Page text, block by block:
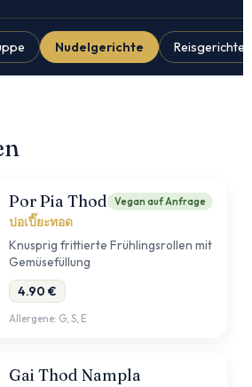
Nudelgerichte Reisgerichte
Por Pia Thod Vegan auf Anfrage
ปอเปี๊ยะทอด
Knusprig frittierte Frühlingsrollen mit
Gemüsefüllung
4.90 €
Allergene: G, S, E
Gai Thod Nampla